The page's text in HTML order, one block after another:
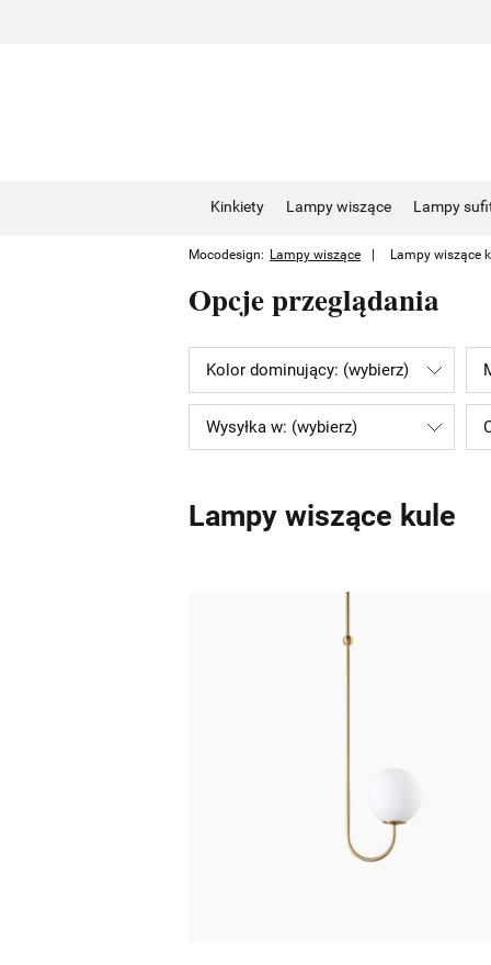
Kinkiety Lampy wiszące Lampy
Mocodesign: Lampy wiszące Lampy wiszące
Opcje przeglądania
Kolor dominujący: (wybierz)
Wysyłka w: (wybierz)
Lampy wiszące kule